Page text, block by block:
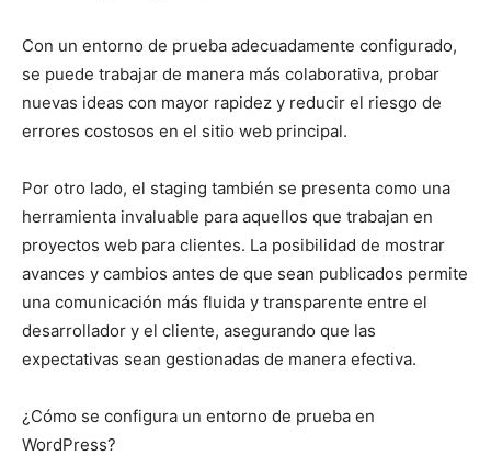
Con un entorno de prueba adecuadamente configurado,
se puede trabajar de manera más colaborativa, probar
nuevas ideas con mayor rapidez y reducir el riesgo de
errores costosos en el sitio web principal.
Por otro lado, el staging también se presenta como una
herramienta invaluable para aquellos que trabajan en
proyectos web para clientes. La posibilidad de mostrar
avances y cambios antes de que sean publicados permite
una comunicación más fluida y transparente entre el
desarrollador y el cliente, asegurando que las
expectativas sean gestionadas de manera efectiva.
¿Cómo se configura un entorno de prueba en
WordPress?